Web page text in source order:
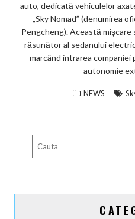
auto, dedicată vehiculelor
„Sky Nomad” (denumirea
Pengcheng). Această
răsunător al sedanului
marcând intrarea
autonomie
NEWS